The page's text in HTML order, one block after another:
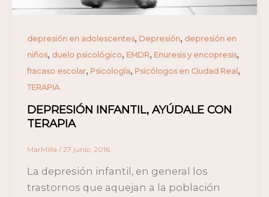
depresión en adolescentes, Depresión, depresión en
niños, duelo psicológico, EMDR, Enuresis y encopresis,
fracaso escolar, Psicología, Psicólogos en Ciudad Real,
TERAPIA
DEPRESIÓN INFANTIL, AYÚDALE CON
TERAPIA
MarMilla / 27 junio, 2016
La depresión infantil, en general los
trastornos que aquejan a la población